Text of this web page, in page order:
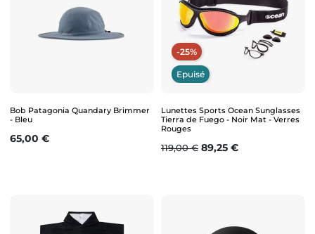
Bob Patagonia Quandary Brimmer
- Bleu
Prix
65,00 €
-25%
Epuisé
Lunettes Sports Ocean Sunglasses
Tierra de Fuego - Noir Mat - Verres
Rouges
Prix de base
119,00 € Prix
89,25 €